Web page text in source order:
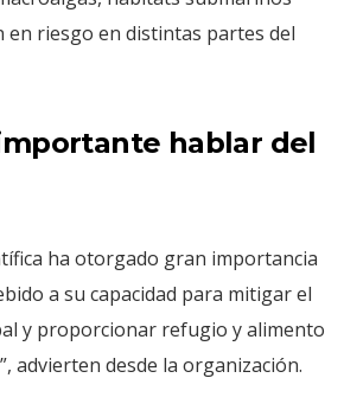
en riesgo en distintas partes del
hablar del
ha otorgado gran importancia
a su capacidad para mitigar el
y proporcionar refugio y alimento
advierten desde la organización.